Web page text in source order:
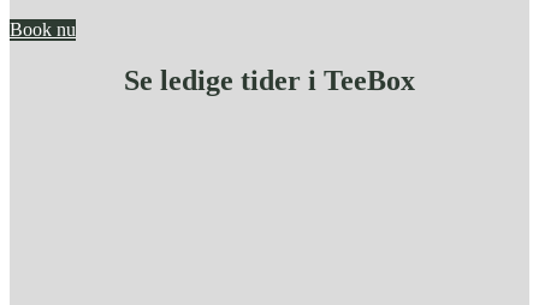
Book nu
Se ledige tider i TeeBox